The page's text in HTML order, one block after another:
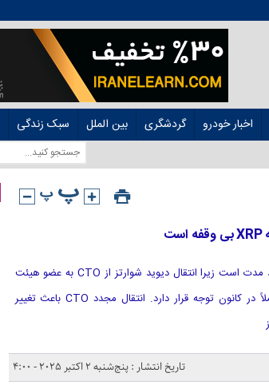
اخبار خودرو گردشگری بین الملل سبک زندگی
[ad_1] تکامل رهبری ریپل در حال تقویت اعتماد به نفس بلند مدت است زیرا انتقال دیوید شوارتز از CTO به عضو هیئت
مدیره ، تضمین نوآوری ، ثبات و تداوم استراتژیک XRP کاملاً در کانون توجه قرار دارد. انتقال مجدد CTO باعث تغییر
تاریخ انتشار : پنج‌شنبه 2 اکتبر 2025 - 4:00